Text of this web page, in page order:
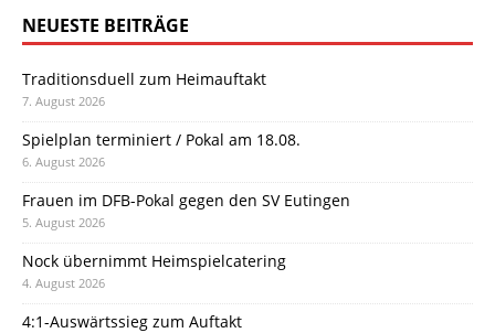
NEUESTE BEITRÄGE
Traditionsduell zum Heimauftakt
7. August 2026
Spielplan terminiert / Pokal am 18.08.
6. August 2026
Frauen im DFB-Pokal gegen den SV Eutingen
5. August 2026
Nock übernimmt Heimspielcatering
4. August 2026
4:1-Auswärtssieg zum Auftakt